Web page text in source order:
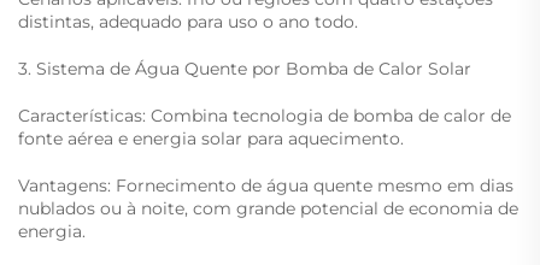
distintas, adequado para uso o ano todo.
3. Sistema de Água Quente por Bomba de Calor Solar
Características: Combina tecnologia de bomba de calor de
fonte aérea e energia solar para aquecimento.
Vantagens: Fornecimento de água quente mesmo em dias
nublados ou à noite, com grande potencial de economia de
energia.